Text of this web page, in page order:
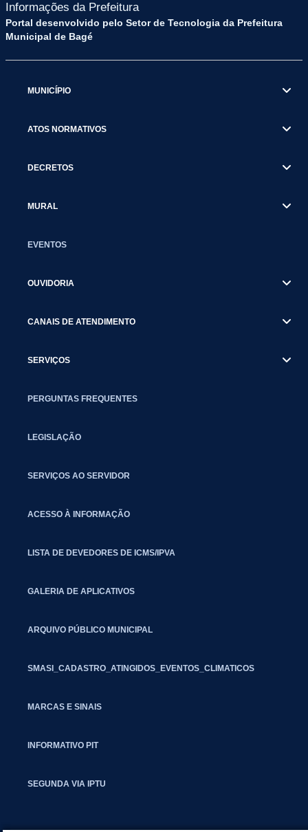
Informações da Prefeitura
Portal desenvolvido pelo Setor de Tecnologia da Prefeitura
Municipal de Bagé
MUNICÍPIO
ATOS NORMATIVOS
DECRETOS
MURAL
EVENTOS
OUVIDORIA
CANAIS DE ATENDIMENTO
SERVIÇOS
PERGUNTAS FREQUENTES
LEGISLAÇÃO
SERVIÇOS AO SERVIDOR
ACESSO À INFORMAÇÃO
LISTA DE DEVEDORES DE ICMS/IPVA
GALERIA DE APLICATIVOS
ARQUIVO PÚBLICO MUNICIPAL
SMASI_CADASTRO_ATINGIDOS_EVENTOS_CLIMATICOS
MARCAS E SINAIS
INFORMATIVO PIT
SEGUNDA VIA IPTU